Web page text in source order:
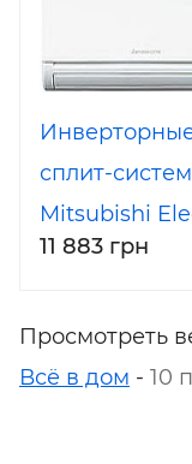
сплит-
Mitsubishi
MSZ-
GE42VA
11 883 грн
Просмотреть
Всё в дом - 10